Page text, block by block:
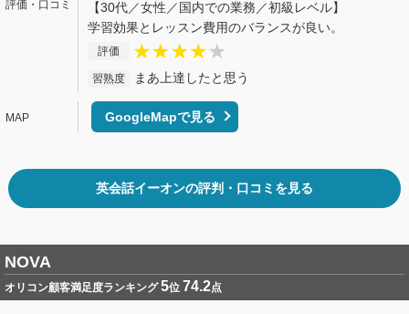
【30代／女性／国内での業務／初級レベル】
学習効果とレッスン費用のバランスが良い。
評価
習熟度 まあ上達したと思う
GoogleMapで見る
英会話イーオンの評判・口コミを見る
NOVA
オリコン顧客満足度ランキング5位 74.2点